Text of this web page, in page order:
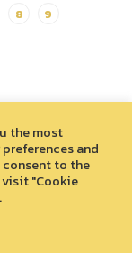
8 9
รมหาชน)
the most
and
consent to the
visit "Cookie